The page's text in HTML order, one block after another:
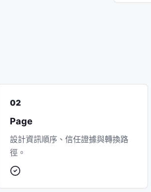
02
Page
設計資訊順序、信任證據與轉換路
徑。